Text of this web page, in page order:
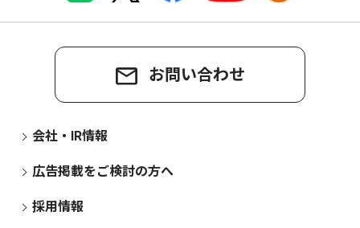
お問い合わせ
会社・IR情報
広告掲載をご検討の方へ
採用情報